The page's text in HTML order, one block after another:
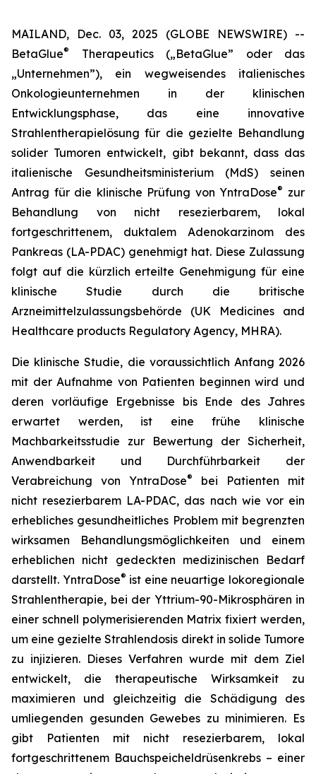
MAILAND, Dec. 03, 2025 (GLOBE NEWSWIRE) --
BetaGlue®
Therapeutics („BetaGlue” oder das
„Unternehmen”), ein wegweisendes italienisches
Onkologieunternehmen in der klinischen
Entwicklungsphase, das eine innovative
Strahlentherapielösung für die gezielte Behandlung
solider Tumoren entwickelt, gibt bekannt, dass das
italienische Gesundheitsministerium (MdS) seinen
Antrag für die klinische Prüfung von YntraDose® zur
Behandlung von nicht resezierbarem, lokal
fortgeschrittenem, duktalem Adenokarzinom des
Pankreas (LA-PDAC) genehmigt hat. Diese Zulassung
folgt auf die kürzlich erteilte Genehmigung für eine
klinische Studie durch die britische
Arzneimittelzulassungsbehörde (UK Medicines and
Healthcare products Regulatory Agency, MHRA).
Die klinische Studie, die voraussichtlich Anfang 2026
mit der Aufnahme von Patienten beginnen wird und
deren vorläufige Ergebnisse bis Ende des Jahres
erwartet werden, ist eine frühe klinische
Machbarkeitsstudie zur Bewertung der Sicherheit,
Anwendbarkeit und Durchführbarkeit der
Verabreichung von YntraDose®
bei Patienten mit
nicht resezierbarem LA-PDAC, das nach wie vor ein
erhebliches gesundheitliches Problem mit begrenzten
wirksamen Behandlungsmöglichkeiten und einem
erheblichen nicht gedeckten medizinischen Bedarf
darstellt. YntraDose® ist eine neuartige lokoregionale
Strahlentherapie, bei der Yttrium-90-Mikrosphären in
einer schnell polymerisierenden Matrix fixiert werden,
um eine gezielte Strahlendosis direkt in solide Tumore
zu injizieren. Dieses Verfahren wurde mit dem Ziel
entwickelt, die therapeutische Wirksamkeit zu
maximieren und gleichzeitig die Schädigung des
umliegenden gesunden Gewebes zu minimieren. Es
gibt Patienten mit nicht resezierbarem, lokal
fortgeschrittenem Bauchspeicheldrüsenkrebs – einer